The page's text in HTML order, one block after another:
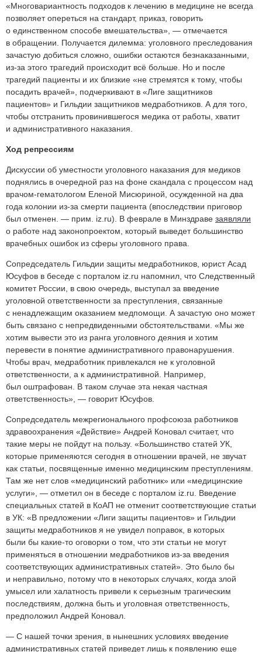
«Многовариантность подходов к лечению в медицине не всегда
позволяет опереться на стандарт, приказ, говорить
о единственном способе вмешательства», — отмечается
в обращении. Получается дилемма: уголовного преследования
зачастую добиться сложно, ошибки остаются безнаказанными,
из-за этого трагедий происходит всё больше. Но и после
трагедий пациенты и их близкие «не стремятся к тому, чтобы
посадить врачей», подчеркивают в «Лиге защитников
пациентов» и Гильдии защитников медработников. А для того,
чтобы отстранить провинившегося медика от работы, хватит
и административного наказания.
Ход репрессиям
Дискуссии об уместности уголовного наказания для медиков
поднялись в очередной раз на фоне скандала с процессом над
врачом-гематологом Еленой Мисюриной, осужденной на два
года колонии из-за смерти пациента (впоследствии приговор
был отменен. — прим. iz.ru). В феврале в Минздраве заявляли
о работе над законопроектом, который выведет большинство
врачебных ошибок из сферы уголовного права.
Сопредседатель Гильдии защиты медработников, юрист Асад
Юсуфов в беседе с порталом iz.ru напомнил, что Следственный
комитет России, в свою очередь, выступал за введение
уголовной ответственности за преступления, связанные
с ненадлежащим оказанием медпомощи. А зачастую оно может
быть связано с непредвиденными обстоятельствами. «Мы же
хотим вывести это из ранга уголовного деяния и хотим
перевести в понятие административного правонарушения.
Чтобы врач, медработник привлекался не к уголовной
ответственности, а к административной. Например,
был оштрафован. В таком случае эта некая частная
ответственность», — говорит Юсуфов.
Сопредседатель межрегионального профсоюза работников
здравоохранения «Действие» Андрей Коновал считает, что
такие меры не пойдут на пользу. «Большинство статей УК,
которые применяются сегодня в отношении врачей, не звучат
как статьи, посвященные именно медицинским преступлениям.
Там же нет слов «медицинский работник» или «медицинские
услуги», — отметил он в беседе с порталом iz.ru. Введение
специальных статей в КоАП не отменит соответствующие статьи
в УК: «В предложении «Лиги защиты пациентов» и Гильдии
защиты медработников я не увидел поправок, в которых
были бы какие-то оговорки о том, что эти статьи не могут
применяться в отношении медработников из-за введения
соответствующих административных статей». Это было бы
и неправильно, потому что в некоторых случаях, когда злой
умысел или халатность привели к серьезным трагическим
последствиям, должна быть и уголовная ответственность,
предположил Андрей Коновал.
— С нашей точки зрения, в нынешних условиях введение
административных статей приведет лишь к появлению еще